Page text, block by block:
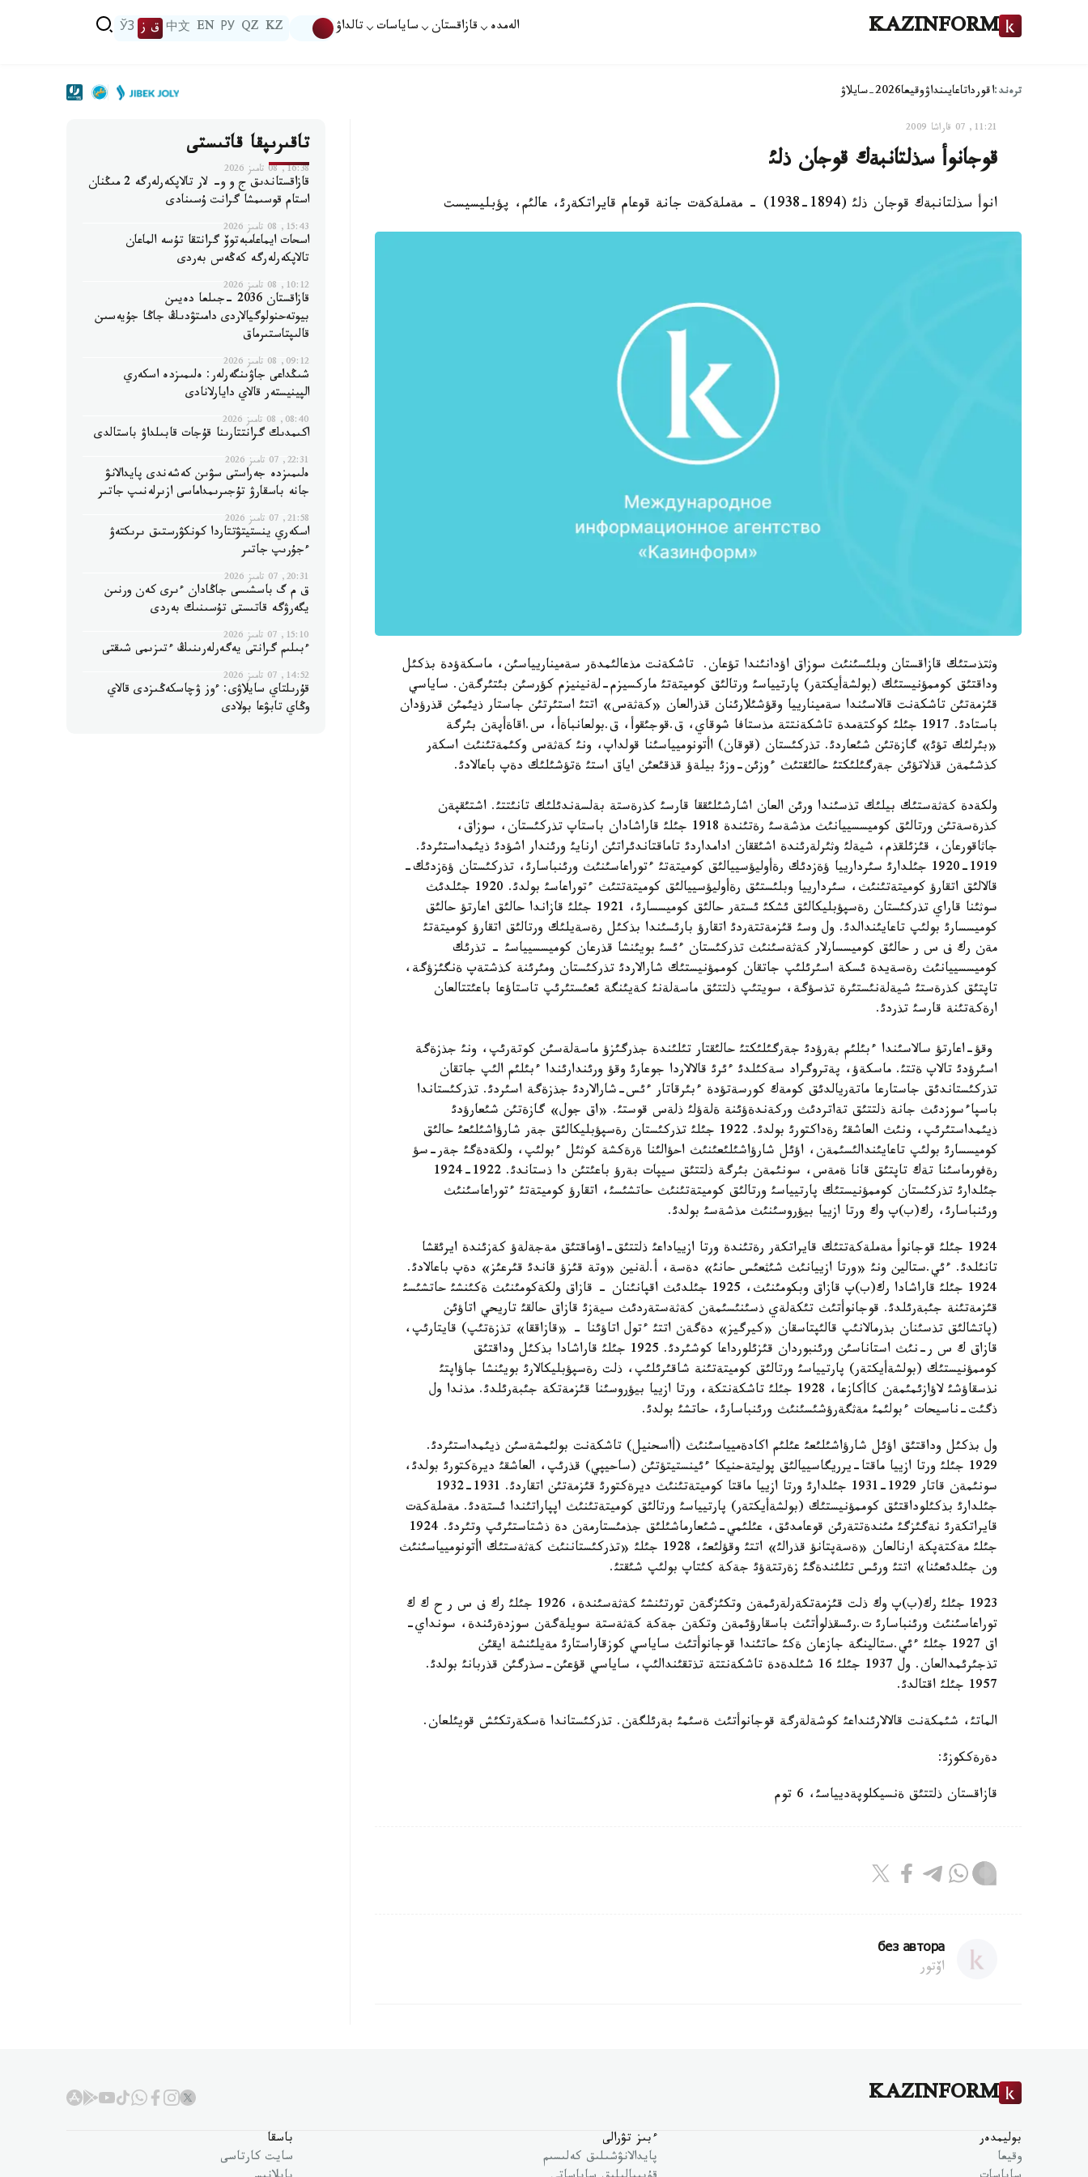
KAZINFORM الەمدە قازاقستان ساياسات تالداۋ KZ
QZ
РУ
EN
中文 ق ز ЎЗ
ترەند:اقورداتاعايىنداۋوقيعا2026-سايلاۋ
11:21, 07 قاراشا 2009
قوجانوأ سذلتانبةك قوجان ذلئ
انوأ سذلتانبةك قوجان ذلئ (1894-1938) - مةملةكةت جانة قوعام قايراتكةرئ، عالئم، پؤبليسيست
وثتذستئك قازاقستان وبلئسئنئث سوزاق اؤدانئندا تؤعان. تاشكةنت مذعالئمدةر سةميناريياسئن، ماسكةؤدة بذكئل
وداقتئق كوممؤنيستئك (بولشةأيكتةر) پارتيياسئ ورتالئق كوميتةتئ ماركسيزم-لةنينيزم كؤرسئن بئتئرگةن. ساياسي
قئزمةتئن تاشكةنت قالاسئندا سةمينارييا وقؤشئلارئنان قذرالعان «كةثةس» اتتئ استئرتئن جاستار ذيئمئن قذرؤدان
باستادئ. 1917 جئلئ كوكتةمدة تاشكةنتتة مذستافا شوقاي، ق.قوجئقوأ، ق.بولعانباةأ، س.اقاةأپةن بئرگة
«بئرلئك تؤئ» گازةتئن شئعاردئ. تذركئستان (قوقان) اأتونوميياسئنا قولداپ، ونئ كةثةس وكئمةتئنئث اسكةر
كذشئمةن قذلاتؤئن جةرگئلئكتئ حالئقتئث ءوزئن-وزئ بيلةؤ قذقئعئن اياق استئ ةتؤشئلئك دةپ باعالادئ.
ولكةدة كةثةستئك بيلئك تذسئندا ورئن العان اشارشئلئققا قارسئ كذرةستة بةلسةندئلئك تانئتتئ. اشتئقپةن
كذرةسةتئن ورتالئق كوميسسييانئث مذشةسئ رةتئندة 1918 جئلئ قاراشادان باستاپ تذركئستان، سوزاق،
جاثاقورعان، قئزئلقذم، شيةلئ وثئرلةرئندة اشئققان ادامداردئ تاماقتاندئراتئن ارنايئ ورئندار اشؤدئ ذيئمداستئردئ.
1919-1920 جئلدارئ سئردارييا ؤةزدئك رةأوليؤسييالئق كوميتةتئ ءتوراعاسئنئث ورئنباسارئ، تذركئستان ؤةزدئك-
قالالئق اتقارؤ كوميتةتئنئث، سئردارييا وبلئستئق رةأوليؤسييالئق كوميتةتتئث ءتوراعاسئ بولدئ. 1920 جئلدئث
سوثئنا قاراي تذركئستان رةسپؤبليكالئق ئشكئ ئستةر حالئق كوميسسارئ، 1921 جئلئ قازاندا حالئق اعارتؤ حالئق
كوميسسارئ بولئپ تاعايئندالدئ. ول وسئ قئزمةتتةردئ اتقارؤ بارئسئندا بذكئل رةسةيلئك ورتالئق اتقارؤ كوميتةتئ
مةن رك ف س ر حالئق كوميسسارلار كةثةسئنئث تذركئستان ءئسئ بويئنشا قذرعان كوميسسيياسئ - تذرئك
كوميسسييانئث رةسةيدة ئسكة اسئرئلئپ جاتقان كوممؤنيستئك شارالاردئ تذركئستان ومئرئنة كذشتةپ ةنگئزؤگة،
تاپتئق كذرةستئ شيةلةنئستئرة تذسؤگة، سويتئپ ذلتتئق ماسةلةنئ كةيئنگة ئعئستئرئپ تاستاؤعا باعئتتالعان
ارةكةتئنة قارسئ تذردئ.
وقؤ-اعارتؤ سالاسئندا ءبئلئم بةرؤدئ جةرگئلئكتئ حالئقتار تئلئندة جذرگئزؤ ماسةلةسئن كوتةرئپ، ونئ جذزةگة
اسئرؤدئ تالاپ ةتتئ. ماسكةؤ، پةتروگراد سةكئلدئ ءئرئ قالالاردا جوعارئ وقؤ ورئندارئندا ءبئلئم الئپ جاتقان
تذركئستاندئق جاستارعا ماتةريالدئق كومةك كورسةتؤدة ءبئرقاتار ءئس-شارالاردئ جذزةگة اسئردئ. تذركئستاندا
باسپاءسوزدئث جانة ذلتتئق تةاتردئث وركةندةؤئنة ةلةؤلئ ذلةس قوستئ. «اق جول» گازةتئن شئعارؤدئ
ذيئمداستئرئپ، ونئث العاشقئ رةداكتورئ بولدئ. 1922 جئلئ تذركئستان رةسپؤبليكالئق جةر شارؤاشئلئعئ حالئق
كوميسسارئ بولئپ تاعايئندالئسئمةن، اؤئل شارؤاشئلئعئنئث احؤالئنا ةرةكشة كوثئل ءبولئپ، ولكةدةگئ جةر-سؤ
رةفورماسئنا تةك تاپتئق قانا ةمةس، سونئمةن بئرگة ذلتتئق سيپات بةرؤ باعئتئن دا ذستاندئ. 1922-1924
جئلدارئ تذركئستان كوممؤنيستئك پارتيياسئ ورتالئق كوميتةتئنئث حاتشئسئ، اتقارؤ كوميتةتئ ءتوراعاسئنئث
ورئنباسارئ، رك(ب)پ وك ورتا ازييا بيؤروسئنئث مذشةسئ بولدئ.
1924 جئلئ قوجانوأ مةملةكةتتئك قايراتكةر رةتئندة ورتا ازيياداعئ ذلتتئق-اؤماقتئق مةجةلةؤ كةزئندة ايرئقشا
تانئلدئ. ءئي.ستالين ونئ «ورتا ازييانئث شئثعئس حانئ» دةسة، أ.لةنين «وتة قئزؤ قاندئ قئرعئز» دةپ باعالادئ.
1924 جئلئ قاراشادا رك(ب)پ قازاق وبكومئنئث، 1925 جئلدئث اقپانئنان - قازاق ولكةكومئنئث ةكئنشئ حاتشئسئ
قئزمةتئنة جئبةرئلدئ. قوجانوأتئث تئكةلةي ذسئنئسئمةن كةثةستةردئث سيةزئ قازاق حالقئ تاريحي اتاؤئن
(پاتشالئق تذسئنان بذرمالانئپ قالئپتاسقان «كيرگيز» دةگةن اتتئ ءتول اتاؤئنا - «قازاققا» تذزةتئپ) قايتارئپ،
قازاق ك س ر-نئث استاناسئن ورئنبوردان قئزئلورداعا كوشئردئ. 1925 جئلئ قاراشادا بذكئل وداقتئق
كوممؤنيستئك (بولشةأيكتةر) پارتيياسئ ورتالئق كوميتةتئنة شاقئرئلئپ، ذلت رةسپؤبليكالارئ بويئنشا جاؤاپتئ
نذسقاؤشئ لاؤازئمئمةن كاأكازعا، 1928 جئلئ تاشكةنتكة، ورتا ازييا بيؤروسئنا قئزمةتكة جئبةرئلدئ. مذندا ول
ذگئت-ناسيحات ءبولئمئ مةثگةرؤشئسئنئث ورئنباسارئ، حاتشئ بولدئ.
ول بذكئل وداقتئق اؤئل شارؤاشئلئعئ عئلئم اكادةميياسئنئث (أاسحنيل) تاشكةنت بولئمشةسئن ذيئمداستئردئ.
1929 جئلئ ورتا ازييا ماقتا-يرريگاسييالئق پوليتةحنيكا ءئينستيتؤتئن (ساحيپي) قذرئپ، العاشقئ ديرةكتورئ بولدئ،
سونئمةن قاتار 1929-1931 جئلدارئ ورتا ازييا ماقتا كوميتةتئنئث ديرةكتورئ قئزمةتئن اتقاردئ. 1931-1932
جئلدارئ بذكئلوداقتئق كوممؤنيستئك (بولشةأيكتةر) پارتيياسئ ورتالئق كوميتةتئنئث اپپاراتئندا ئستةدئ. مةملةكةت
قايراتكةرئ نةگئزگئ مئندةتتةرئن قوعامدئق، عئلئمي-شئعارماشئلئق جذمئستارمةن دة ذشتاستئرئپ وتئردئ. 1924
جئلئ مةكتةپكة ارنالعان «ةسةپتانؤ قذرالئ» اتتئ وقؤلئعئ، 1928 جئلئ «تذركئستاننئث كةثةستئك اأتونوميياسئنئث
ون جئلدئعئنا» اتتئ ورئس تئلئندةگئ زةرتتةؤئ جةكة كئتاپ بولئپ شئقتئ.
1923 جئلئ رك(ب)پ وك ذلت قئزمةتكةرلةرئمةن وتكئزگةن تورتئنشئ كةثةسئندة، 1926 جئلئ رك ف س ر ح ك ك
توراعاسئنئث ورئنباسارئ ت.رئسقذلوأتئث باسقارؤئمةن وتكةن جةكة كةثةستة سويلةگةن سوزدةرئندة، سونداي-
اق 1927 جئلئ ءئي.ستالينگة جازعان ةكئ حاتئندا قوجانوأتئث ساياسي كوزقاراستارئ مةيلئنشة ايقئن
تذجئرئمدالعان. ول 1937 جئلئ 16 شئلدةدة تاشكةنتتة تذتقئندالئپ، ساياسي قؤعئن-سذرگئن قذربانئ بولدئ.
1957 جئلئ اقتالدئ.
الماتئ، شئمكةنت قالالارئنداعئ كوشةلةرگة قوجانوأتئث ةسئمئ بةرئلگةن. تذركئستاندا ةسكةرتكئش قويئلعان.
دةرةككوزئ:
قازاقستان ذلتتئق ةنسيكلوپةديياسئ، 6 توم
без автора
اۆتور
تاقىرىپقا قاتىستى
16:38, 08 تامىز 2026
قازاقستاندىق ج و و- لار تالاپكەرلەرگە 2 مىڭنان
استام قوسىمشا گرانت ۇسىنادى
15:43, 08 تامىز 2026
اسحات ايماعامبەتوۆ گرانتقا تۇسە الماعان
تالاپكەرلەرگە كەڭەس بەردى
10:12, 08 تامىز 2026
قازاقستان 2036 -جىلعا دەيىن
بيوتەحنولوگيالاردى دامىتۋدىڭ جاڭا جۇيەسىن
قالىپتاستىرماق
09:12, 08 تامىز 2026
شىڭداعى جاۋىنگەرلەر: ەلىمىزدە اسكەري
الپينيستەر قالاي دايارلانادى
08:40, 08 تامىز 2026
اكىمدىك گرانتتارىنا قۇجات قابىلداۋ باستالدى
22:31, 07 تامىز 2026
ەلىمىزدە جەراستى سۋىن كەشەندى پايدالانۋ
جانە باسقارۋ تۇجىرىمداماسى ازىرلەنىپ جاتىر
21:58, 07 تامىز 2026
اسكەري ينستيتۋتتاردا كونكۋرستىق ىرىكتەۋ
ءجۇرىپ جاتىر
20:31, 07 تامىز 2026
ق م گ باسشىسى جاڭادان ءىرى كەن ورنىن
يگەرۋگە قاتىستى تۇسىنىك بەردى
15:10, 07 تامىز 2026
ءبىلىم گرانتى يەگەرلەرىنىڭ ءتىزىمى شىقتى
14:52, 07 تامىز 2026
قۇرىلتاي سايلاۋى: ءوز ۋچاسكەڭىزدى قالاي
وڭاي تابۋعا بولادى
KAZINFORM
بوليمدەر
وقيعا
ءبىز تۋرالى
پايدالانۋشىلىق كەلىسىم
باسقا
سايت كارتاسى